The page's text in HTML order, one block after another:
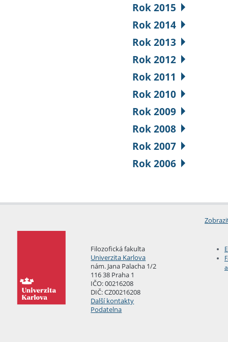
Rok 2015
Rok 2014
Rok 2013
Rok 2012
Rok 2011
Rok 2010
Rok 2009
Rok 2008
Rok 2007
Rok 2006
Filozofická fakulta
Univerzita Karlova
nám. Jana Palacha 1/2
116 38 Praha 1
IČO: 00216208
DIČ: CZ00216208
Další kontakty
Podatelna